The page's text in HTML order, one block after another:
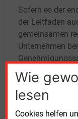
Wie
lesen
Cookies helfen
Sofern es der
der Leitfaden
gemeinsamen
Unternehmen
weiterhin die
der